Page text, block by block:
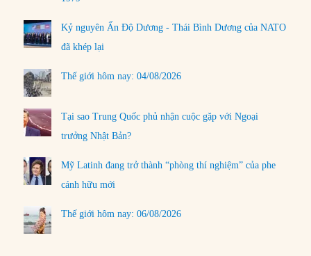
Kỷ nguyên Ấn Độ Dương - Thái Bình Dương của NATO
đã khép lại
Thế giới hôm nay: 04/08/2026
Tại sao Trung Quốc phủ nhận cuộc gặp với Ngoại
trưởng Nhật Bản?
Mỹ Latinh đang trở thành “phòng thí nghiệm” của phe
cánh hữu mới
Thế giới hôm nay: 06/08/2026